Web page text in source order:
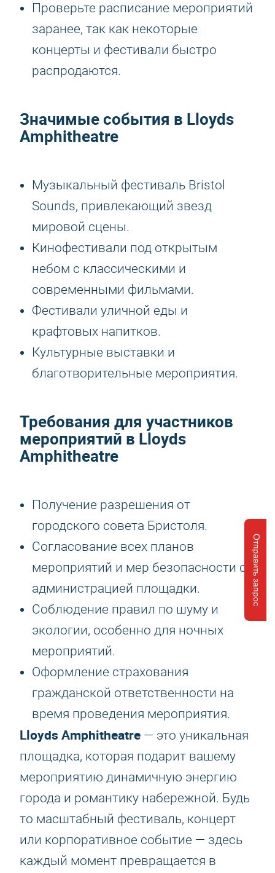
Отправить запрос
Проверьте расписание мероприятий
заранее, так как некоторые
концерты и фестивали быстро
распродаются.
Значимые события в Lloyds
Amphitheatre
Музыкальный фестиваль Bristol
Sounds, привлекающий звезд
мировой сцены.
Кинофестивали под открытым
небом с классическими и
современными фильмами.
Фестивали уличной еды и
крафтовых напитков.
Культурные выставки и
благотворительные мероприятия.
Требования для участников
мероприятий в Lloyds
Amphitheatre
Получение разрешения от
городского совета Бристоля.
Согласование всех планов
мероприятий и мер безопасности с
администрацией площадки.
Соблюдение правил по шуму и
экологии, особенно для ночных
мероприятий.
Оформление страхования
гражданской ответственности на
время проведения мероприятия.
Lloyds Amphitheatre — это уникальная
площадка, которая подарит вашему
мероприятию динамичную энергию
города и романтику набережной. Будь
то масштабный фестиваль, концерт
или корпоративное событие — здесь
каждый момент превращается в